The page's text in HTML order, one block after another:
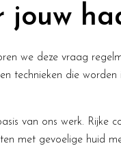
jouw
we deze vraag
technieken die
van ons werk. Rijke
met gevoelige huid